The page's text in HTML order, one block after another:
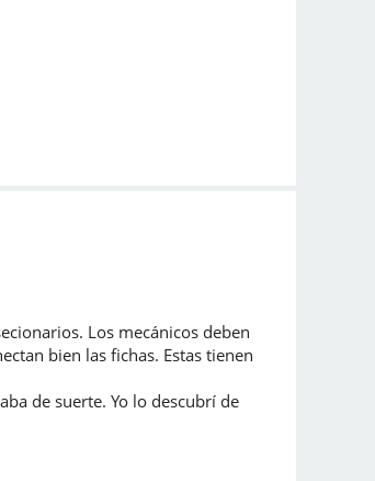
Los mecánicos deben
bien las fichas. Estas tienen
de suerte. Yo lo descubrí de